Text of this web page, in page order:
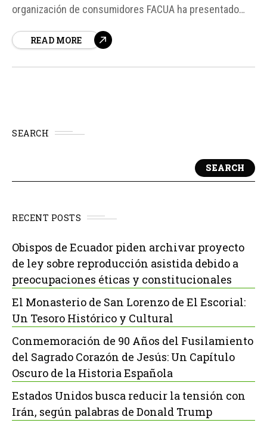
organización de consumidores FACUA ha presentado
de Telefonía, vinculada a Bertín Osborne, por presuntas
READ MORE
SEARCH
SEARCH
RECENT POSTS
Obispos de Ecuador piden archivar proyecto
de ley sobre reproducción asistida debido a
preocupaciones éticas y constitucionales
El Monasterio de San Lorenzo de El Escorial:
Un Tesoro Histórico y Cultural
Conmemoración de 90 Años del Fusilamiento
del Sagrado Corazón de Jesús: Un Capítulo
Oscuro de la Historia Española
Estados Unidos busca reducir la tensión con
Irán, según palabras de Donald Trump